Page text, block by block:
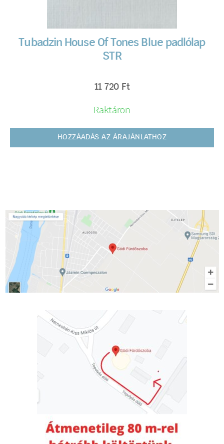
Tubadzin House Of Tones Blue padlólap
STR
11 720 Ft
Raktáron
HOZZÁADÁS AZ ÁRAJÁNLATHOZ